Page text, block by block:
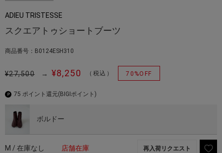
ADIEU TRISTESSE
スクエアトゥショートブーツ
商品番号：B0124ESH310
¥27,500 → ¥8,250 （税込） 70%OFF
75 ポイント還元(BIGIポイント)
ボルドー
M / 在庫なし 店舗在庫 再入荷リクエスト